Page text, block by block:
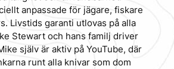
anpassade för jägare, fiskare
Livstids garanti utlovas på alla
Stewart och hans familj driver
själv är aktiv på YouTube, där
runt alla knivar som dom